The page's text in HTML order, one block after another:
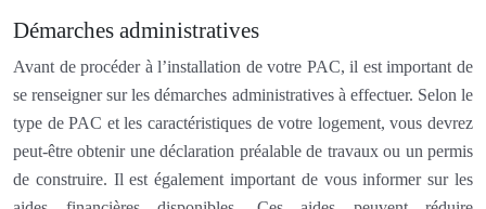
Démarches administratives
Avant de procéder à l’installation de votre PAC, il est important de
se renseigner sur les démarches administratives à effectuer. Selon le
type de PAC et les caractéristiques de votre logement, vous devrez
peut-être obtenir une déclaration préalable de travaux ou un permis
de construire. Il est également important de vous informer sur les